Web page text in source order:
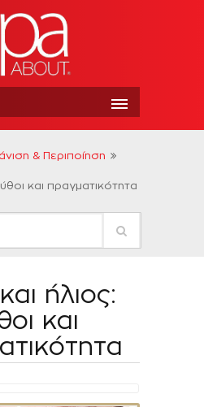
& Περιποίηση
και πραγματικότητα
ήλιος:
και